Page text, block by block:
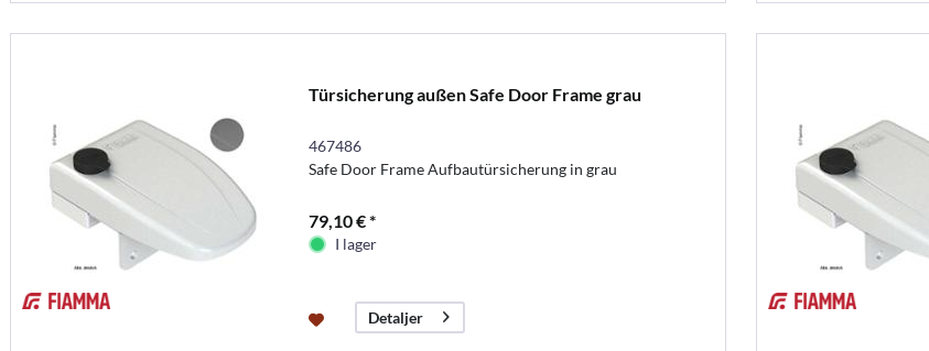
Türsicherung außen Safe Door Frame grau
467486
Safe Door Frame Aufbautürsicherung in grau
79,10 € *
I lager
Detaljer